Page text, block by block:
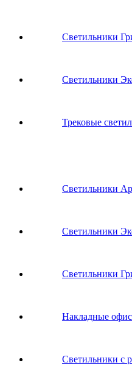
Светильники
Светильники
Трековые
Светильники
Светильники
Светильники
Накладные
Светильники с